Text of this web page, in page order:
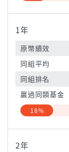
1年
原幣績效
同組平均
同組排名
贏過同類基金
18%
2年